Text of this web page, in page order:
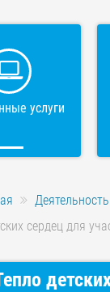
услуги
Деятельность
сердец для